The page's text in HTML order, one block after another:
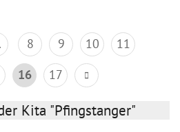
8 9 10
11
16 17
Kita "Pfingstanger"